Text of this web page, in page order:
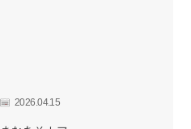
2026.04.15